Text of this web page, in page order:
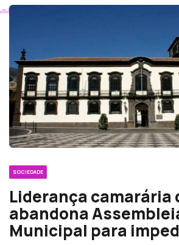
SOCIEDADE
Liderança camarária
abandona
Municipal para